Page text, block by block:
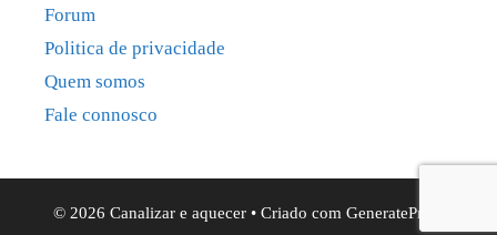
Forum
Politica de privacidade
Quem somos
Fale connosco
© 2026 Canalizar e aquecer • Criado com GeneratePress